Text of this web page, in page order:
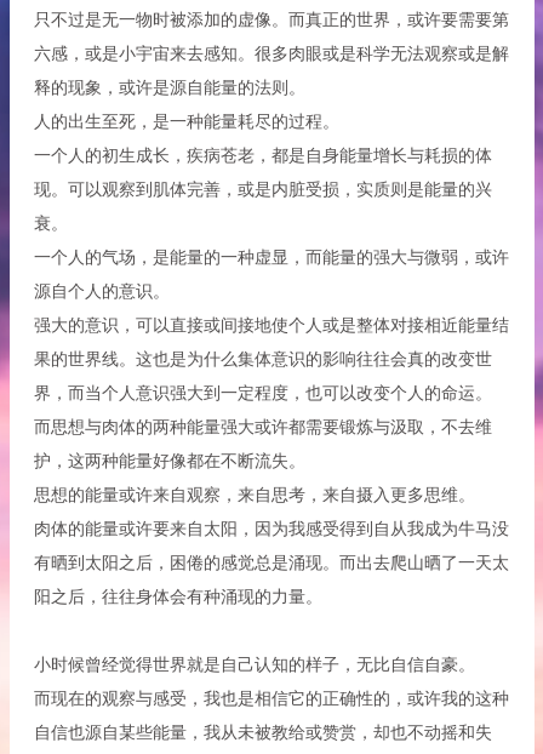
只不过是无一物时被添加的虚像。而真正的世界，或许要需要第
六感，或是小宇宙来去感知。很多肉眼或是科学无法观察或是解
释的现象，或许是源自能量的法则。
人的出生至死，是一种能量耗尽的过程。
一个人的初生成长，疾病苍老，都是自身能量增长与耗损的体
现。可以观察到肌体完善，或是内脏受损，实质则是能量的兴
衰。
一个人的气场，是能量的一种虚显，而能量的强大与微弱，或许
源自个人的意识。
强大的意识，可以直接或间接地使个人或是整体对接相近能量结
果的世界线。这也是为什么集体意识的影响往往会真的改变世
界，而当个人意识强大到一定程度，也可以改变个人的命运。
而思想与肉体的两种能量强大或许都需要锻炼与汲取，不去维
护，这两种能量好像都在不断流失。
思想的能量或许来自观察，来自思考，来自摄入更多思维。
肉体的能量或许要来自太阳，因为我感受得到自从我成为牛马没
有晒到太阳之后，困倦的感觉总是涌现。而出去爬山晒了一天太
阳之后，往往身体会有种涌现的力量。
小时候曾经觉得世界就是自己认知的样子，无比自信自豪。
而现在的观察与感受，我也是相信它的正确性的，或许我的这种
自信也源自某些能量，我从未被教给或赞赏，却也不动摇和失